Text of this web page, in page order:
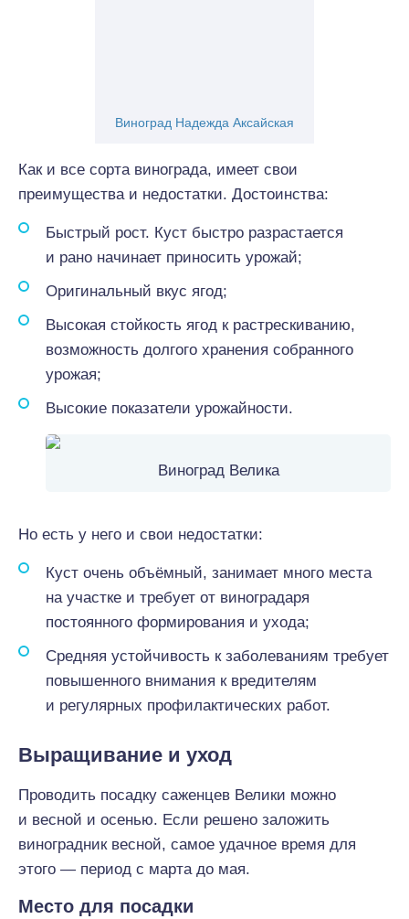
Виноград Надежда Аксайская
Как и все сорта винограда, имеет свои
преимущества и недостатки. Достоинства:
Быстрый рост. Куст быстро разрастается
и рано начинает приносить урожай;
Оригинальный вкус ягод;
Высокая стойкость ягод к растрескиванию,
возможность долгого хранения собранного
урожая;
Высокие показатели урожайности.
Виноград Велика
Но есть у него и свои недостатки:
Куст очень объёмный, занимает много места
на участке и требует от виноградаря
постоянного формирования и ухода;
Средняя устойчивость к заболеваниям требует
повышенного внимания к вредителям
и регулярных профилактических работ.
Выращивание и уход
Проводить посадку саженцев Велики можно
и весной и осенью. Если решено заложить
виноградник весной, самое удачное время для
этого — период с марта до мая.
Место для посадки